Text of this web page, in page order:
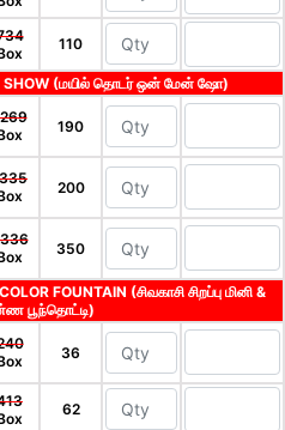
110
SHOW (மயில் தொடர் ஒன் மேன் ஷோ)
190
200
350
FOUNTAIN (சிவகாசி சிறப்பு மினி &
பூந்தொட்டி)
36
62